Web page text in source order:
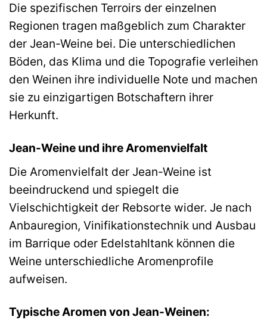
Die spezifischen Terroirs der einzelnen
Regionen tragen maßgeblich zum Charakter
der Jean-Weine bei. Die unterschiedlichen
Böden, das Klima und die Topografie verleihen
den Weinen ihre individuelle Note und machen
sie zu einzigartigen Botschaftern ihrer
Herkunft.
Jean-Weine und ihre Aromenvielfalt
Die Aromenvielfalt der Jean-Weine ist
beeindruckend und spiegelt die
Vielschichtigkeit der Rebsorte wider. Je nach
Anbauregion, Vinifikationstechnik und Ausbau
im Barrique oder Edelstahltank können die
Weine unterschiedliche Aromenprofile
aufweisen.
Typische Aromen von Jean-Weinen: